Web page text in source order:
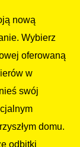
nową
Wybierz
oferowaną
w
swój
domu.
odbitki